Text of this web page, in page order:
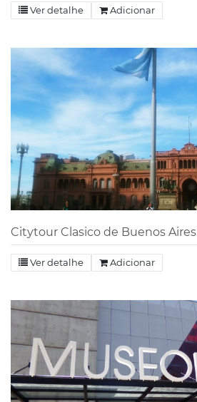
Ver detalhe Adicionar
Citytour Clasico de Buenos Aires
Ver detalhe Adicionar